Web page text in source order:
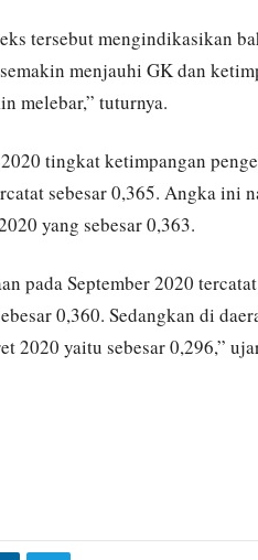
tersebut mengindikasikan
menjauhi GK dan
melebar,” tuturnya.
tingkat ketimpangan
sebesar 0,365. Angka ini
yang sebesar 0,363.
pada September 2020
0,360. Sedangkan di
2020 yaitu sebesar 0,296,”